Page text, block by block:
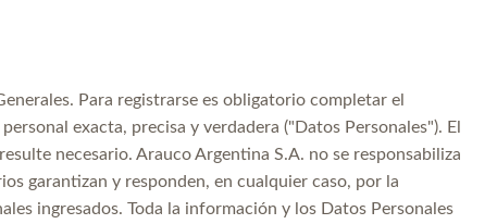
Para registrarse es obligatorio completar el
exacta, precisa y verdadera ("Datos Personales"). El
necesario. Arauco Argentina S.A. no se responsabiliza
garantizan y responden, en cualquier caso, por la
ingresados. Toda la información y los Datos Personales